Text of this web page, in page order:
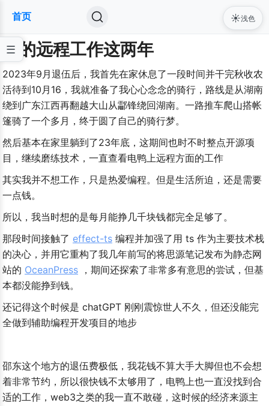
首页
我的远程工作这两年
2023年9月退伍后，我首先在家休息了一段时间并干完秋收农
活待到10月16，我就准备了我心心念念的骑行，路线是从湖南
绕到广东江西再翻越大山从酃锋绕回湖南。一路推车爬山搭帐
篷骑了一个多月，终于圆了自己的骑行梦。
然后基本在家里躺到了23年底，这期间也时不时整点开源项
目，继续磨练技术，一直查看电鸭上远程方面的工作
其实我并不想工作，只是热爱编程。但是生活所迫，还是需要
一点钱。
所以，我当时想的是每月能挣几千块钱都完全足够了。
那段时间接触了 effect-ts 编程并加强了用 ts 作为主要技术栈
的决心，并用它重构了我几年前写的将思源笔记发布为静态网
站的 OceanPress ，期间还探索了非常多有意思的尝试，但基
本都没能挣到钱。
还记得这个时候是 chatGPT 刚刚震惊世人不久，但还没能完
全做到辅助编程开发项目的地步
邵东这个地方的退伍费极低，我花钱不算大手大脚但也不会想
着非常节约，所以很快钱不太够用了，电鸭上也一直没找到合
适的工作，web3之类的我一直不敢碰，这时候的经济来源主
☀️浅色